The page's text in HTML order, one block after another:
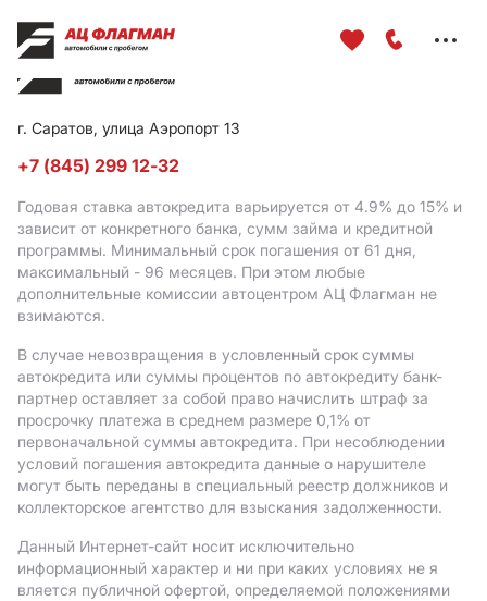
г. Саратов, улица Аэропорт 13
+7 (845) 299 12-32
Годовая ставка автокредита варьируется от 4.9% до 15% и
зависит от конкретного банка, сумм займа и кредитной
программы. Минимальный срок погашения от 61 дня,
максимальный - 96 месяцев. При этом любые
дополнительные комиссии автоцентром АЦ Флагман не
взимаются.
В случае невозвращения в условленный срок суммы
автокредита или суммы процентов по автокредиту банк-
партнер оставляет за собой право начислить штраф за
просрочку платежа в среднем размере 0,1% от
первоначальной суммы автокредита. При несоблюдении
условий погашения автокредита данные о нарушителе
могут быть переданы в специальный реестр должников и
коллекторское агентство для взыскания задолженности.
Данный Интернет-сайт носит исключительно
информационный характер и ни при каких условиях не я
вляется публичной офертой, определяемой положениями